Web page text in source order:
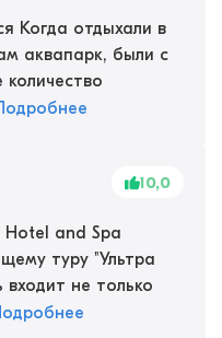
Когда отдыхали в
аквапарк, были с
10,0
and Spa
туру "Ультра
не только